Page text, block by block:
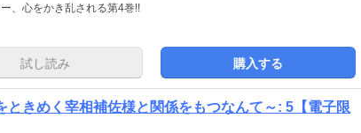
、心をかき乱される第4巻!!
試し読み 購入する
ときめく宰相補佐様と関係をもつなんて～: 5【電子限